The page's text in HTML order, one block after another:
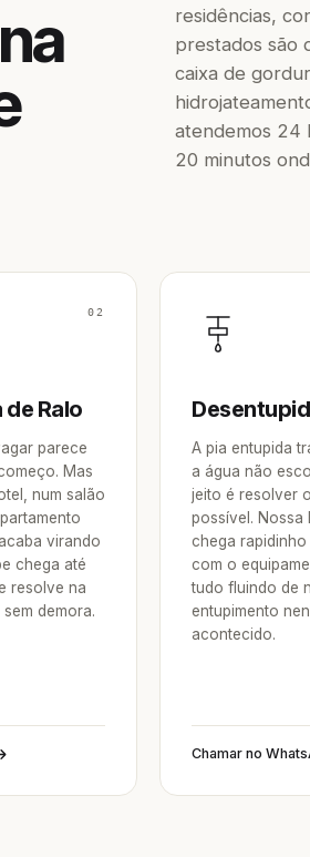
residências,
prestados são
caixa de
atendemos 24
20 minutos
02
Ralo
parece
Mas
num salão
virando
chega até
resolve na
demora.
A pia entupida
a água não
jeito é resolver
possível. Nossa
chega
com o
tudo fluindo de
entupimento
acontecido.
Chamar no